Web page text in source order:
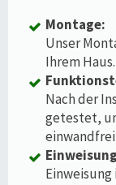
Montage:
Unser
Ihrem
Nach der
getestet,